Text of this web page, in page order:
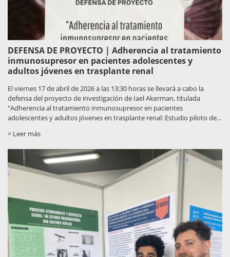
DEFENSA DE PROYECTO | Adherencia al tratamiento
inmunosupresor en pacientes adolescentes y
adultos jóvenes en trasplante renal
El viernes 17 de abril de 2026 a las 13:30 horas se llevará a cabo la
defensa del proyecto de investigación de Iael Akerman, titulada
“Adherencia al tratamiento inmunosupresor en pacientes
adolescentes y adultos jóvenes en trasplante renal: Estudio piloto de...
> Leer más